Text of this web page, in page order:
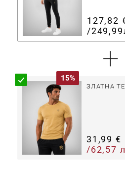
127,82
/
+
15%
ЗЛАТНА
31,99 €
/62,57